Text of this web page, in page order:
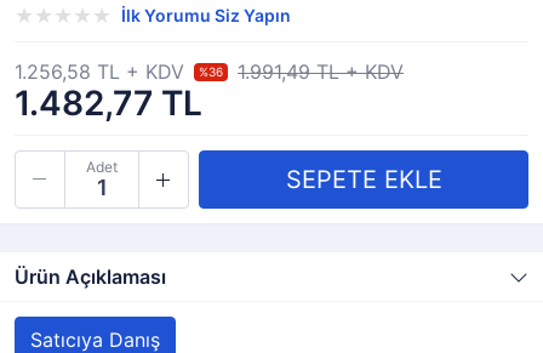
İlk Yorumu Siz Yapın
1.482,77 TL
1.256,58 TL + KDV %36 1.991,49 TL + KDV
Adet
Ürün Açıklaması
Satıcıya Danış